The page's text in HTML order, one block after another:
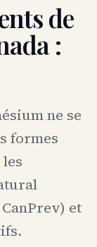
de
:
ne se
formes
et